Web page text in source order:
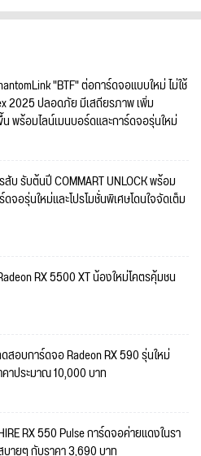
"BTF" ต่อการ์ดจอแบบใหม่ ไม่ใช้
สถียรภาพ เพิ่ม
พร้อมไลน์เมนบอร์ดและการ์ดจอรุ่นใหม่
สับ รับต้นปี COMMART UNLOCK พร้อม
จอรุ่นใหม่และโปรโมชั่นพิเศษโดนใจจัดเต็ม
RX 5500 XT น้องใหม่โคตรคุ้มชน
อบการ์ดจอ Radeon RX 590 รุ่นใหม่
าประมาณ 10,000 บาท
RX 550 Pulse การ์ดจอค่ายแดงในรา